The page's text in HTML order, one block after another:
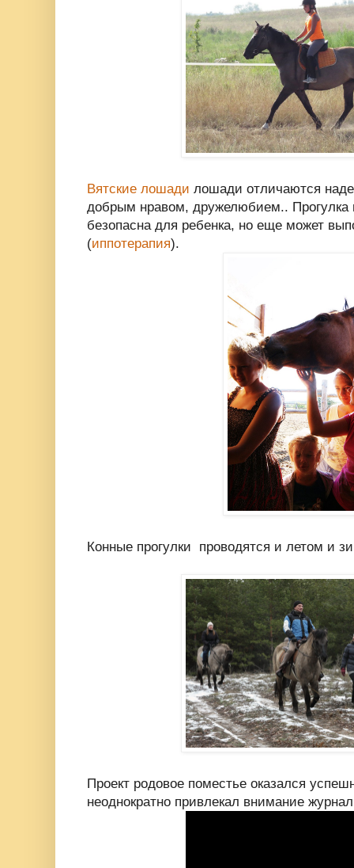
Вятские лошади лошади отличаются
добрым нравом, дружелюбием.. Прогулка
безопасна для ребенка, но еще может
(иппотерапия).
Конные прогулки проводятся и летом и
Проект родовое поместье оказался
неоднократно привлекал внимание